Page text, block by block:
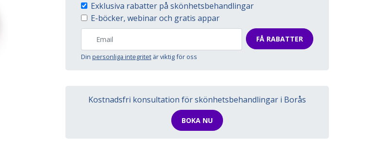
Exklusiva rabatter på skönhetsbehandlingar
E-böcker, webinar och gratis appar
FÅ RABATTER
Din personliga integritet är viktig för oss
Kostnadsfri konsultation för skönhetsbehandlingar i Borås
BOKA NU